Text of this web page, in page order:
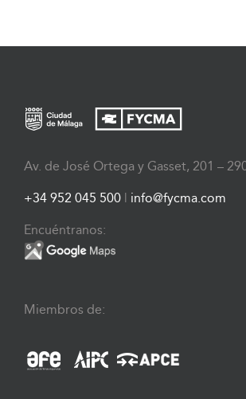
Av. de José Ortega y Gasset, 201 –
+34 952 045 500 | info@fycma.com
Encuéntranos:
Miembros de: